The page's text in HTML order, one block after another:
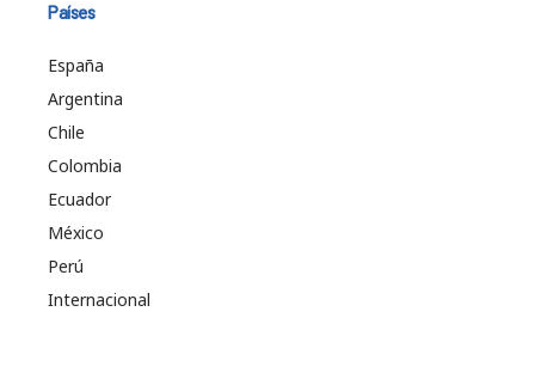
Países
España
Argentina
Chile
Colombia
Ecuador
México
Perú
Internacional